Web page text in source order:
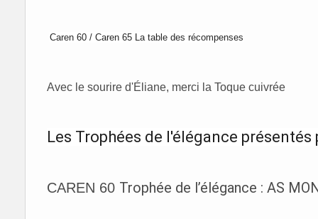
Caren 60 / Caren 65 La table des récompenses
Avec le sourire d'Éliane, merci la Toque cuivrée
Les Trophées de l'élégance présentés
CAREN 60 Trophée de l’élégance : AS